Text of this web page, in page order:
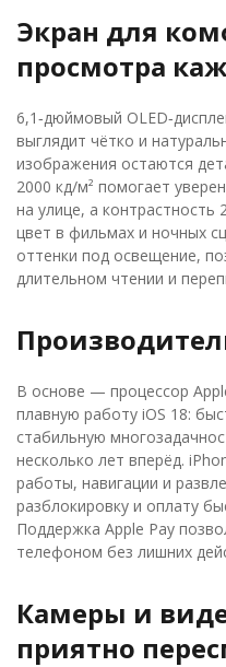
Экран для
просмотра
6,1‑дюймовый
выглядит чётко и
изображения остаются
2000 кд/м² помогает
на улице, а контрастность
цвет в фильмах и ночных
оттенки под освещение,
длительном чтении и
В основе — процессор
плавную работу iOS 18:
стабильную
несколько лет вперёд.
работы, навигации и
разблокировку и оплату
Поддержка Apple Pay
телефоном без лишних
Камеры и
приятно